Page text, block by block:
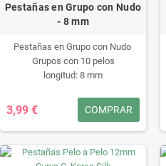
Pestañas en Grupo con Nudo
- 8 mm
Pestañas en Grupo con Nudo
Grupos con 10 pelos
longitud: 8 mm
3,99 € COMPRAR